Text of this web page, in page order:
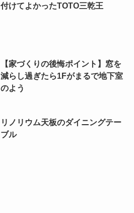
付けてよかったTOTO三乾王
【家づくりの後悔ポイント】窓を
減らし過ぎたら1Fがまるで地下室
のよう
リノリウム天板のダイニングテー
ブル